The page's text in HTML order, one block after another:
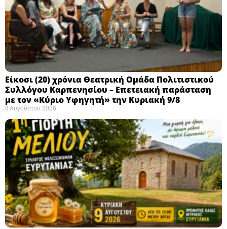
Eίκοσι (20) χρόνια Θεατρική Ομάδα Πολιτιστικού
Συλλόγου Καρπενησίου – Επετειακή παράσταση
με τον «Κύριο Υφηγητή» την Κυριακή 9/8
8 Αυγούστου 2026